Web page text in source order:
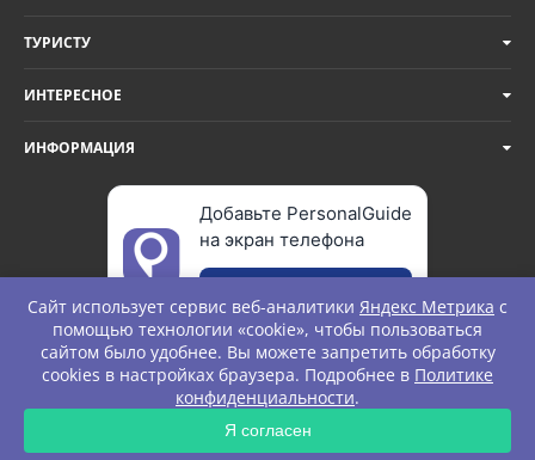
ТУРИСТУ
ИНТЕРЕСНОЕ
ИНФОРМАЦИЯ
Добавьте PersonalGuide
на экран телефона
© Personal Guide. All rights Reserved.
Сайт использует сервис веб-аналитики Яндекс Метрика с
помощью технологии «cookie», чтобы пользоваться
сайтом было удобнее. Вы можете запретить обработку
cookies в настройках браузера. Подробнее в Политике
конфиденциальности.
Я согласен